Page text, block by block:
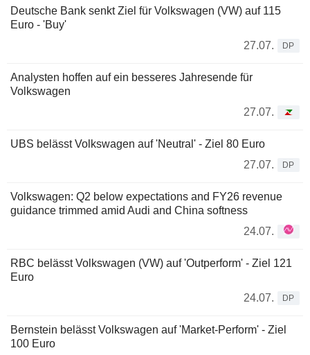
Deutsche Bank senkt Ziel für Volkswagen (VW) auf 115
Euro - 'Buy'
27.07.
DP
Analysten hoffen auf ein besseres Jahresende für
Volkswagen
27.07.
UBS belässt Volkswagen auf 'Neutral' - Ziel 80 Euro
27.07.
DP
Volkswagen: Q2 below expectations and FY26 revenue
guidance trimmed amid Audi and China softness
24.07.
RBC belässt Volkswagen (VW) auf 'Outperform' - Ziel 121
Euro
24.07.
DP
Bernstein belässt Volkswagen auf 'Market-Perform' - Ziel
100 Euro